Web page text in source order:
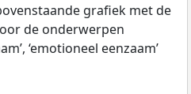
grafiek met de
de onderwerpen
‘emotioneel eenzaam’